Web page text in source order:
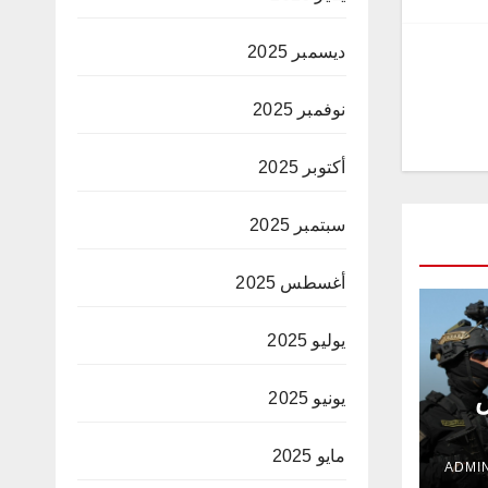
ديسمبر 2025
نوفمبر 2025
أكتوبر 2025
سبتمبر 2025
أغسطس 2025
يوليو 2025
يونيو 2025
مايو 2025